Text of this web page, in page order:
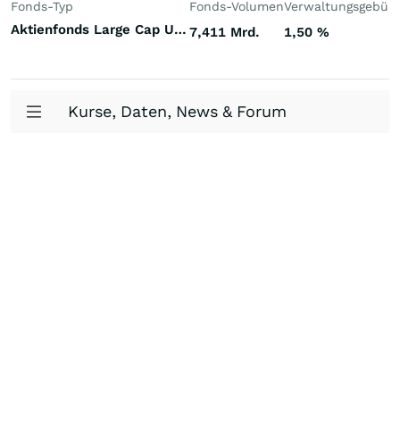
Fonds-Typ
Aktienfonds Large Cap USA
Fonds-Volumen
7,411 Mrd. 1,50 %
Kurse, Daten, News & Forum